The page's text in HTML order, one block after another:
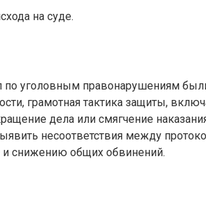
на суде.
по уголовным правонарушениям
грамотная тактика защиты,
дела или смягчение
несоответствия между
и снижению общих обвинений.